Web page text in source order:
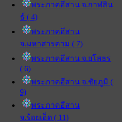
พระภาคอีสาน จ.กาฬสิน
ธ์ ( 4)
พระภาคอีสาน
จ.มหาสารคาม ( 7)
พระภาคอีสาน จ.ยโสธร
( 6)
พระภาคอีสาน จ.ชัยภูมิ (
9)
พระภาคอีสาน
จ.ร้อยเอ็ด ( 11)